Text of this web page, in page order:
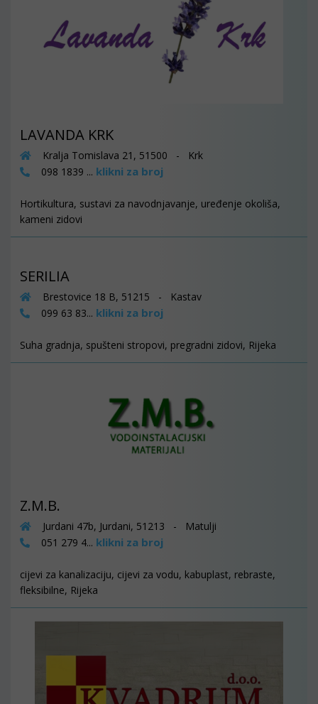
LAVANDA KRK
Kralja Tomislava 21, 51500 - Krk
098 1839 ... klikni za broj
Hortikultura, sustavi za navodnjavanje, uređenje okoliša,
kameni zidovi
SERILIA
Brestovice 18 B, 51215 - Kastav
099 63 83... klikni za broj
Suha gradnja, spušteni stropovi, pregradni zidovi, Rijeka
Z.M.B.
Jurdani 47b, Jurdani, 51213 - Matulji
051 279 4... klikni za broj
cijevi za kanalizaciju, cijevi za vodu, kabuplast, rebraste,
fleksibilne, Rijeka